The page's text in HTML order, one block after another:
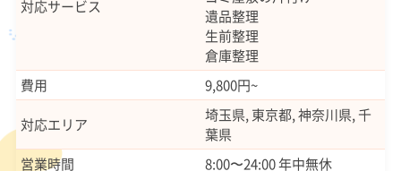
対応サービス
遺品整理
生前整理
倉庫整理
費用
9,800円~
対応エリア
埼玉県, 東京都, 神奈川県, 千
葉県
営業時間
8:00〜24:00 年中無休